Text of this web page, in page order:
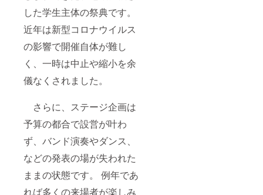
した学生主体の祭典です。
近年は新型コロナウイルス
の影響で開催自体が難し
く、一時は中止や縮小を余
儀なくされました。
さらに、ステージ企画は
予算の都合で設営が叶わ
ず、バンド演奏やダンス、
などの発表の場が失われた
ままの状態です。 例年であ
れば多くの来場者が楽しみ